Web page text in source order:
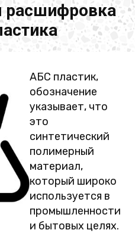
расшифровка
АБС пластик,
обозначение
указывает, что
это
синтетический
полимерный
материал,
который широко
используется в
промышленности
и бытовых целях.